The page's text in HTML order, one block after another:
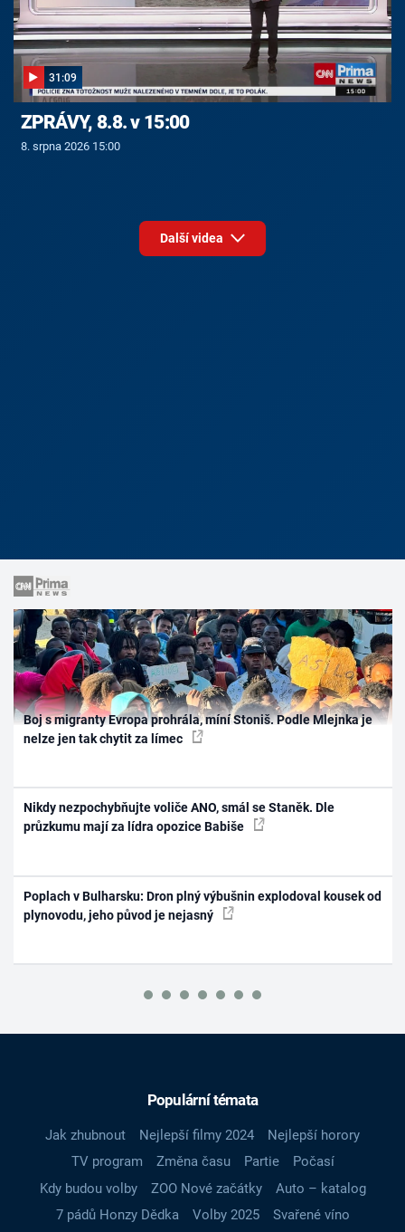
31:09
ZPRÁVY, 8.8. v 15:00
8. srpna 2026 15:00
Další videa
Boj s migranty Evropa prohrála, míní Stoniš. Podle Mlejnka je
nelze jen tak chytit za límec
Nikdy nezpochybňujte voliče ANO, smál se Staněk. Dle
průzkumu mají za lídra opozice Babiše
Poplach v Bulharsku: Dron plný výbušnin explodoval kousek od
plynovodu, jeho původ je nejasný
Populární témata
Jak zhubnout Nejlepší filmy 2024
Nejlepší horory
TV program
Změna času Partie
Počasí
Kdy budou volby
ZOO Nové začátky
Auto – katalog
7 pádů Honzy Dědka
Volby 2025
Svařené víno